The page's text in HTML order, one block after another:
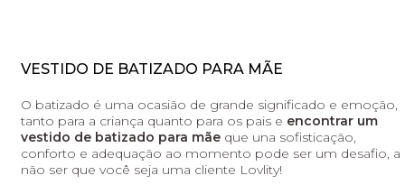
VESTIDO DE BATIZADO PARA MÃE
O batizado é uma ocasião de grande significado e emoção,
tanto para a criança quanto para os pais e encontrar um
vestido de batizado para mãe que una sofisticação,
conforto e adequação ao momento pode ser um desafio, a
não ser que você seja uma cliente Lovlity!